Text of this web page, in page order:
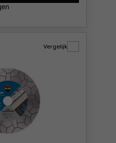
Vergelijk